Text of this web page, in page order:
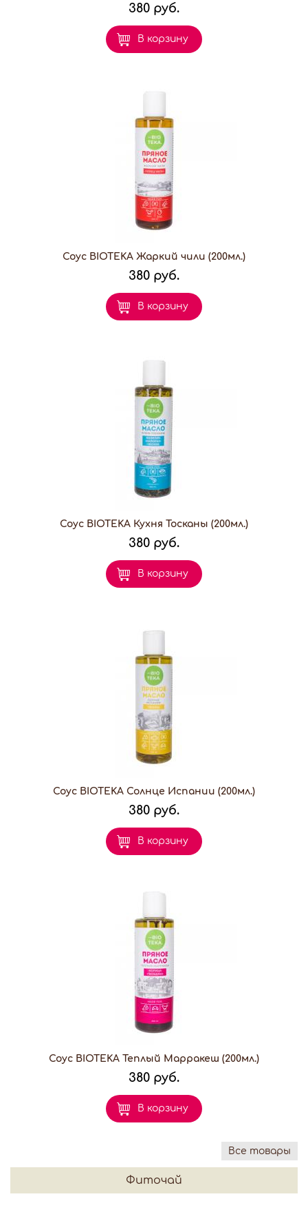
380 руб.
В корзину
Соус BIOTEKA Жаркий чили (200мл.)
380 руб.
В корзину
Соус BIOTEKA Кухня Тосканы (200мл.)
380 руб.
В корзину
Соус BIOTEKA Солнце Испании (200мл.)
380 руб.
В корзину
Соус BIOTEKA Теплый Марракеш (200мл.)
380 руб.
В корзину
Все товары
Фиточай